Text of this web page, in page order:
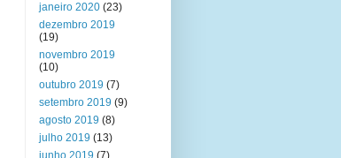
janeiro 2020 (23)
dezembro 2019
(19)
novembro 2019
(10)
outubro 2019 (7)
setembro 2019 (9)
agosto 2019 (8)
julho 2019 (13)
junho 2019 (7)